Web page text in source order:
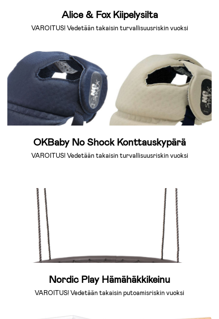
Alice & Fox Kiipelysilta
VAROITUS! Vedetään takaisin turvallisuusriskin vuoksi
OKBaby No Shock Konttauskypärä
VAROITUS! Vedetään takaisin turvallisuusriskin vuoksi
Nordic Play Hämähäkkikeinu
VAROITUS! Vedetään takaisin putoamisriskin vuoksi